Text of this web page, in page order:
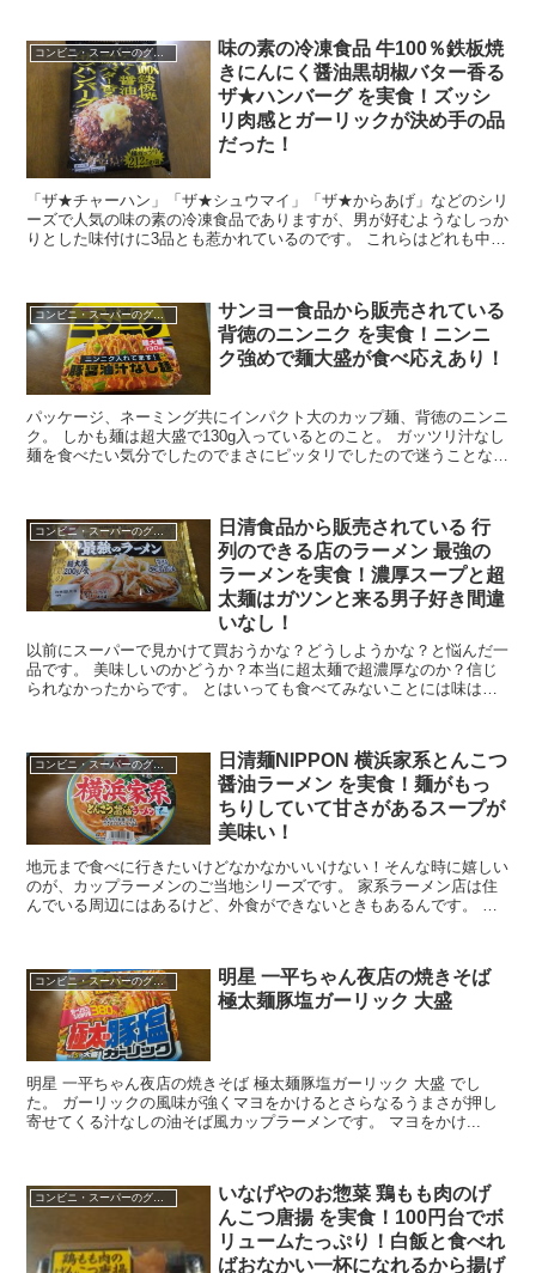
コンビニ・スーパーのグルメ
味の素の冷凍食品 牛100％鉄板焼
きにんにく醤油黒胡椒バター香る
ザ★ハンバーグ を実食！ズッシ
リ肉感とガーリックが決め手の品
だった！
「ザ★チャーハン」「ザ★シュウマイ」「ザ★からあげ」などのシリ
ーズで人気の味の素の冷凍食品でありますが、男が好むようなしっか
りとした味付けに3品とも惹かれているのです。 これらはどれも中華
コンビニ・スーパーのグルメ
サンヨー食品から販売されている
背徳のニンニク を実食！ニンニ
ク強めで麺大盛が食べ応えあり！
パッケージ、ネーミング共にインパクト大のカップ麺、背徳のニンニ
ク。 しかも麺は超大盛で130g入っているとのこと。 ガッツリ汁なし
麺を食べたい気分でしたのでまさにピッタリでしたので迷うことなく
コンビニ・スーパーのグルメ
日清食品から販売されている 行
列のできる店のラーメン 最強の
ラーメンを実食！濃厚スープと超
太麺はガツンと来る男子好き間違
いなし！
以前にスーパーで見かけて買おうかな？どうしようかな？と悩んだ一
品です。 美味しいのかどうか？本当に超太麺で超濃厚なのか？信じ
られなかったからです。 とはいっても食べてみないことには味は分
コンビニ・スーパーのグルメ
日清麺NIPPON 横浜家系とんこつ
醤油ラーメン を実食！麺がもっ
ちりしていて甘さがあるスープが
美味い！
地元まで食べに行きたいけどなかなかいいけない！そんな時に嬉しい
のが、カップラーメンのご当地シリーズです。 家系ラーメン店は住
んでいる周辺にはあるけど、外食ができないときもあるんです。 そ
コンビニ・スーパーのグルメ
明星 一平ちゃん夜店の焼きそば
極太麺豚塩ガーリック 大盛
明星 一平ちゃん夜店の焼きそば 極太麺豚塩ガーリック 大盛 でし
た。 ガーリックの風味が強くマヨをかけるとさらなるうまさが押し
寄せてくる汁なしの油そば風カップラーメンです。 マヨをかけ...
コンビニ・スーパーのグルメ
いなげやのお惣菜 鶏もも肉のげ
んこつ唐揚 を実食！100円台でボ
リュームたっぷり！白飯と食べれ
ばおなかい一杯になれるから揚げ